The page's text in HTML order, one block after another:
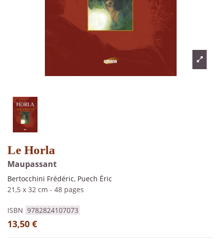
Le Horla
Maupassant
Bertocchini Frédéric, Puech Éric
21,5 x 32 cm - 48 pages
ISBN 9782824107073
13,50 €